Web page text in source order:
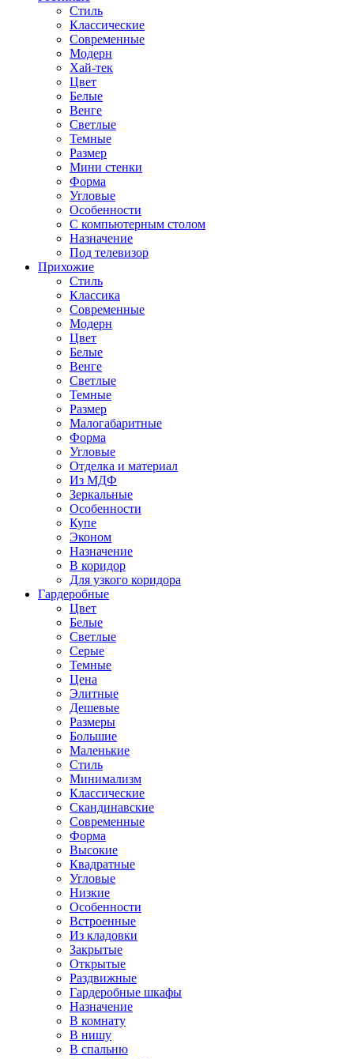
Стиль
Классические
Современные
Модерн
Хай-тек
Цвет
Белые
Венге
Светлые
Темные
Размер
Мини стенки
Форма
Угловые
Особенности
С компьютерным столом
Назначение
Под телевизор
Прихожие
Стиль
Классика
Современные
Модерн
Цвет
Белые
Венге
Светлые
Темные
Размер
Малогабаритные
Форма
Угловые
Отделка и материал
Из МДФ
Зеркальные
Особенности
Купе
Эконом
Назначение
В коридор
Для узкого коридора
Гардеробные
Цвет
Белые
Светлые
Серые
Темные
Цена
Элитные
Дешевые
Размеры
Большие
Маленькие
Стиль
Минимализм
Классические
Скандинавские
Современные
Форма
Высокие
Квадратные
Угловые
Низкие
Особенности
Встроенные
Из кладовки
Закрытые
Открытые
Раздвижные
Гардеробные шкафы
Назначение
В комнату
В нишу
В спальню